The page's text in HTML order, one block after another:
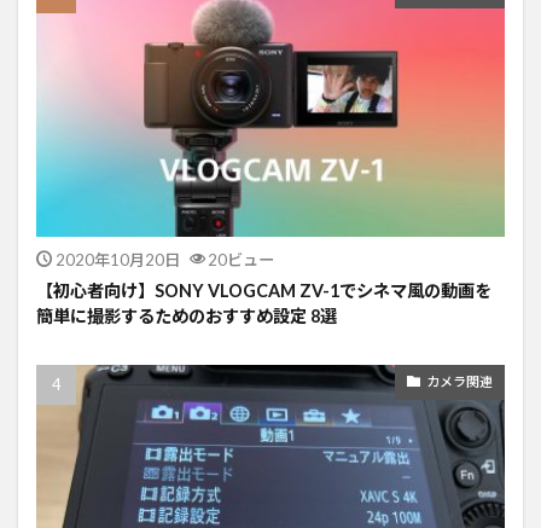
2020年10月20日 20ビュー
【初心者向け】SONY VLOGCAM ZV-1でシネマ風の動画を
簡単に撮影するためのおすすめ設定 8選
カメラ関連